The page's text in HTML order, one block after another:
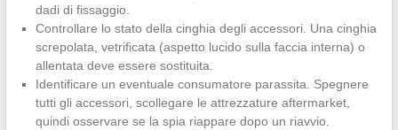
dadi di fissaggio.
Controllare lo stato della cinghia degli accessori. Una cinghia
screpolata, vetrificata (aspetto lucido sulla faccia interna) o
allentata deve essere sostituita.
Identificare un eventuale consumatore parassita. Spegnere
tutti gli accessori, scollegare le attrezzature aftermarket,
quindi osservare se la spia riappare dopo un riavvio.